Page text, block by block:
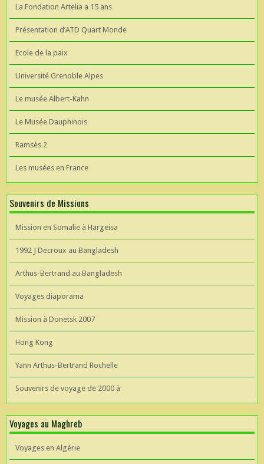
La Fondation Artelia a 15 ans
Présentation d’ATD Quart Monde
Ecole de la paix
Université Grenoble Alpes
Le musée Albert-Kahn
Le Musée Dauphinois
Ramsès 2
Les musées en France
Souvenirs de Missions
Mission en Somalie à Hargeisa
1992 J Decroux au Bangladesh
Arthus-Bertrand au Bangladesh
Voyages diaporama
Mission à Donetsk 2007
Hong Kong
Yann Arthus-Bertrand Rochelle
Souvenirs de voyage de 2000 à
Voyages au Maghreb
Voyages en Algérie